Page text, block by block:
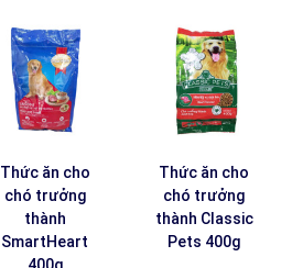
Thức ăn cho
chó trưởng
thành
SmartHeart
Thức ăn cho
chó trưởng
thành Classic
Pets 400g